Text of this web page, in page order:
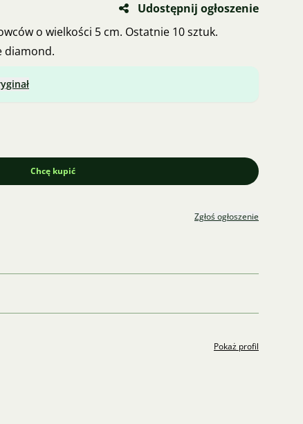
Udostępnij ogłoszenie
o wielkości 5 cm. Ostatnie 10 sztuk.
diamond.
Chcę kupić
Zgłoś ogłoszenie
Pokaż profil